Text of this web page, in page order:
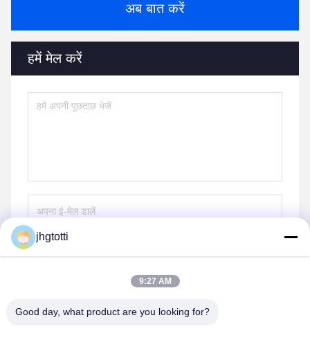
अब बात करें
हमें मेल करें
jhgtotti
9:27 AM
Good day, what product are you looking for?